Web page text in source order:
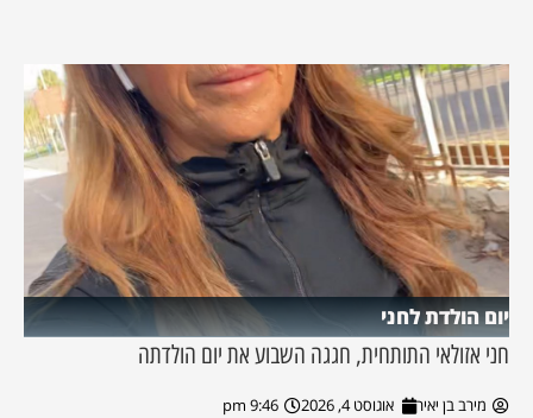
יום הולדת לחני
חני אזולאי התותחית, חגגה השבוע את יום הולדתה
מירב בן יאיר אוגוסט 4, 2026 9:46 pm